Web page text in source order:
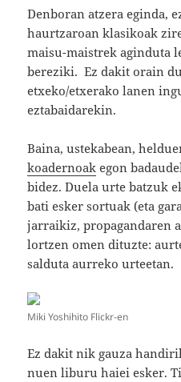
Denboran atzera eginda,
haurtzaroan klasikoak
maisu-maistrek aginduta
bereziki. Ez dakit orain
etxeko/etxerako lanen
eztabaidarekin.
Baina, ustekabean,
koadernoak egon
bidez. Duela urte batzuk
bati esker sortuak (eta
jarraikiz, propagandaren
lortzen omen dituzte:
salduta aurreko urteetan.
Miki Yoshihito Flickr-en
Ez dakit nik gauza
nuen liburu haiei esker.